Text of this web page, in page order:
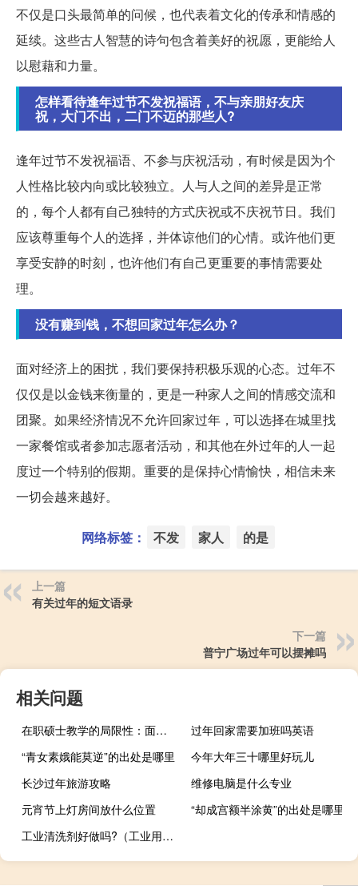
不仅是口头最简单的问候，也代表着文化的传承和情感的
延续。这些古人智慧的诗句包含着美好的祝愿，更能给人
以慰藉和力量。
怎样看待逢年过节不发祝福语，不与亲朋好友庆
祝，大门不出，二门不迈的那些人?
逢年过节不发祝福语、不参与庆祝活动，有时候是因为个
人性格比较内向或比较独立。人与人之间的差异是正常
的，每个人都有自己独特的方式庆祝或不庆祝节日。我们
应该尊重每个人的选择，并体谅他们的心情。或许他们更
享受安静的时刻，也许他们有自己更重要的事情需要处
理。
没有赚到钱，不想回家过年怎么办？
面对经济上的困扰，我们要保持积极乐观的心态。过年不
仅仅是以金钱来衡量的，更是一种家人之间的情感交流和
团聚。如果经济情况不允许回家过年，可以选择在城里找
一家餐馆或者参加志愿者活动，和其他在外过年的人一起
度过一个特别的假期。重要的是保持心情愉快，相信未来
一切会越来越好。
网络标签： 不发 家人 的是
上一篇
有关过年的短文语录
下一篇
普宁广场过年可以摆摊吗
相关问题
在职硕士教学的局限性：面向确定性知识
过年回家需要加班吗英语
“青女素娥能莫逆”的出处是哪里
今年大年三十哪里好玩儿
长沙过年旅游攻略
维修电脑是什么专业
元宵节上灯房间放什么位置
“却成宫额半涂黄”的出处是哪里
工业清洗剂好做吗?（工业用清洗剂简介）